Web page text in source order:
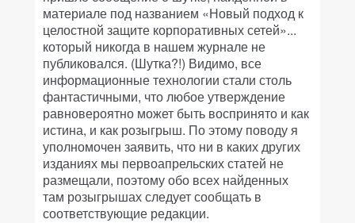
материале под названием «Новый подход к
целостной защите корпоративных сетей»...
который никогда в нашем журнале не
публиковался. (Шутка?!) Видимо, все
информационные технологии стали столь
фантастичными, что любое утверждение
равновероятно может быть воспринято и как
истина, и как розыгрыш. По этому поводу я
уполномочен заявить, что ни в каких других
изданиях мы первоапрельских статей не
размещали, поэтому обо всех найденных
там розыгрышах следует сообщать в
соответствующие редакции.